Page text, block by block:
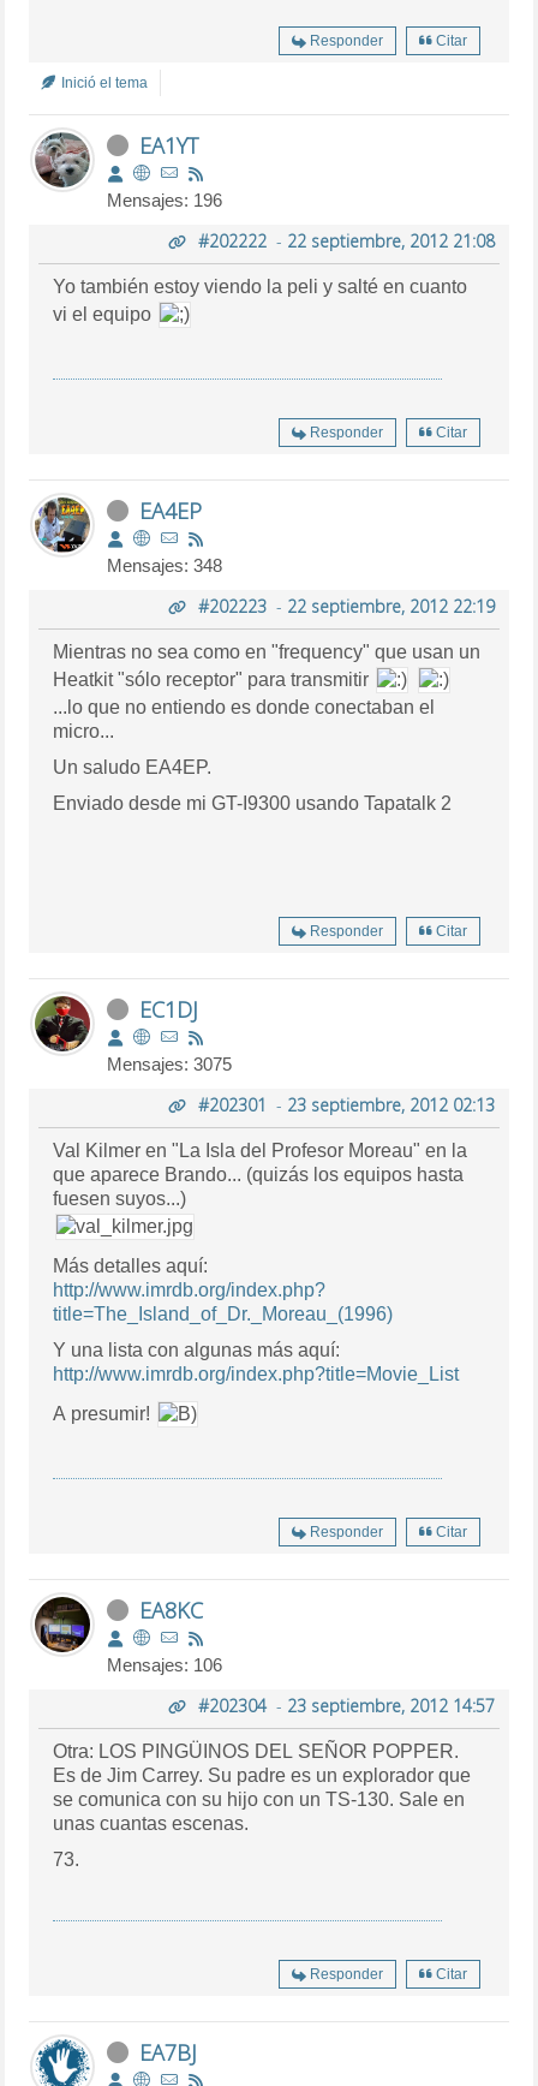
Responder Citar
Inició el tema
EA1YT
Mensajes: 196
#202222- 22 septiembre, 2012 21:08
Yo también estoy viendo la peli y salté en cuanto
vi el equipo
Responder Citar
EA4EP
Mensajes: 348
#202223- 22 septiembre, 2012 22:19
Mientras no sea como en "frequency" que usan un
Heatkit "sólo receptor" para transmitir
...lo que no entiendo es donde conectaban el
micro...
Un saludo EA4EP.
Enviado desde mi GT-I9300 usando Tapatalk 2
Responder Citar
EC1DJ
Mensajes: 3075
#202301 - 23 septiembre, 2012 02:13
Val Kilmer en "La Isla del Profesor Moreau" en la
que aparece Brando... (quizás los equipos hasta
fuesen suyos...)
Más detalles aquí:
http://www.imrdb.org/index.php?
title=The_Island_of_Dr._Moreau_(1996)
Y una lista con algunas más aquí:
http://www.imrdb.org/index.php?title=Movie_List
A presumir!
Responder Citar
EA8KC
Mensajes: 106
#202304- 23 septiembre, 2012 14:57
Otra: LOS PINGÜINOS DEL SEÑOR POPPER.
Es de Jim Carrey. Su padre es un explorador que
se comunica con su hijo con un TS-130. Sale en
unas cuantas escenas.
73.
Responder Citar
EA7BJ